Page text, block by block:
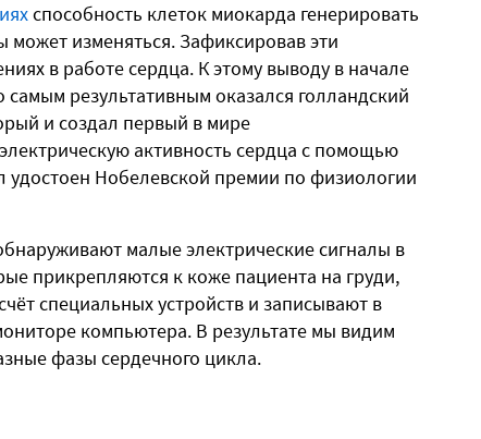
способность клеток миокарда генерировать
может изменяться. Зафиксировав эти
в работе сердца. К этому выводу в начале
результативным оказался голландский
и создал первый в мире
активность сердца с помощью
удостоен Нобелевской премии по физиологии
малые электрические сигналы в
прикрепляются к коже пациента на груди,
специальных устройств и записывают в
компьютера. В результате мы видим
фазы сердечного цикла.